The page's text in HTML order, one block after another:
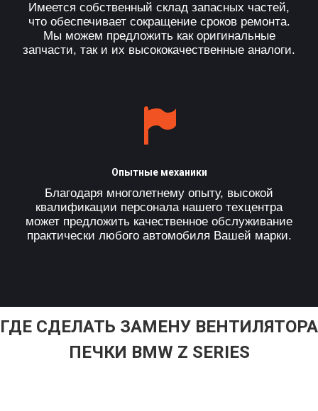
Имеется собственный склад запасных частей,
что обеспечивает сокращение сроков ремонта.
Мы можем предложить как оригинальные
запчасти, так и их высококачественные аналоги.
Опытные механики
Благодаря многолетнему опыту, высокой
квалификации персонала нашего техцентра
может предложить качественное обслуживание
практически любого автомобиля Вашей марки.
ГДЕ СДЕЛАТЬ ЗАМЕНУ ВЕНТИЛЯТОРА
ПЕЧКИ BMW Z SERIES